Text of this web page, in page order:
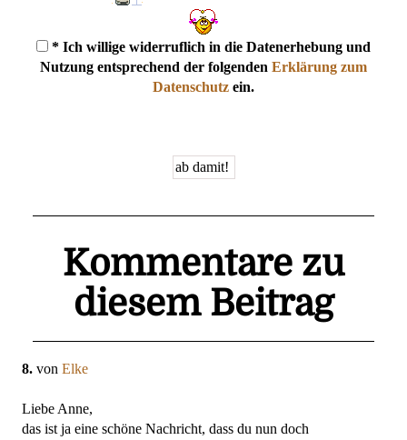
* Ich willige widerruflich in die Datenerhebung und
Nutzung entsprechend der folgenden Erklärung zum
Datenschutz ein.
Kommentare zu
diesem Beitrag
8. von Elke
Liebe Anne,
das ist ja eine schöne Nachricht, dass du nun doch